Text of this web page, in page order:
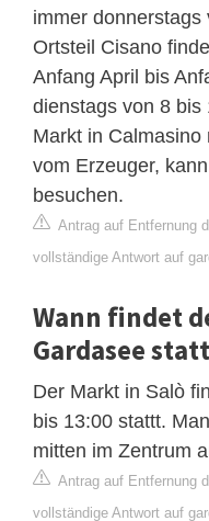
immer
Ortsteil Cisano
Anfang April bis
dienstags von 8 bis
Markt in
vom Erzeuger,
besuchen.
Antrag auf Entfernung
vollständige Antwort auf
Wann findet
Gardasee
Der Markt in Salò
bis 13:00 stattt.
mitten im Zentrum
Antrag auf Entfernung
vollständige Antwort auf